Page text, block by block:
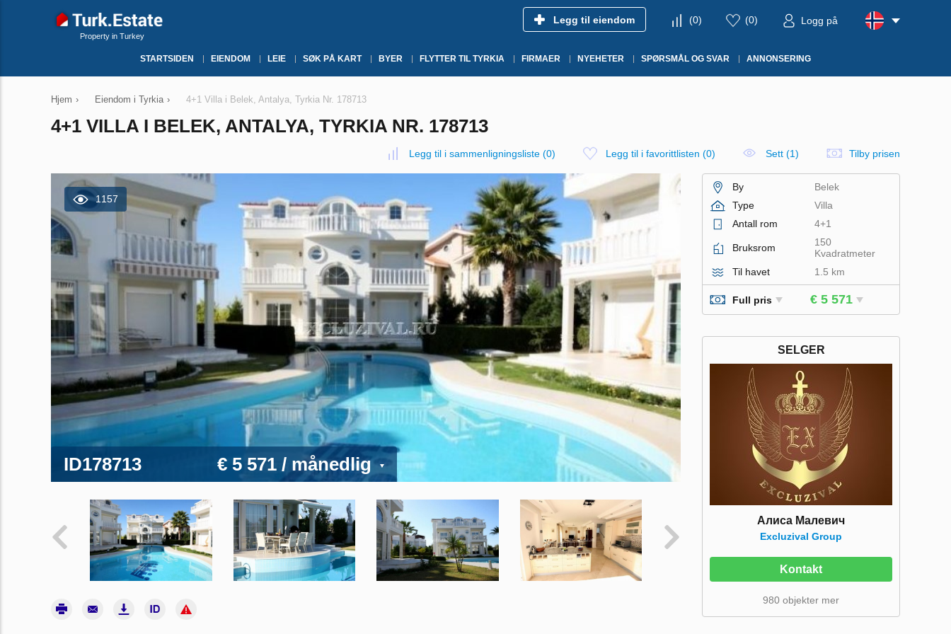
Property in Turkey
Legg til eiendom (0) (0) Logg på
STARTSIDEN EIENDOM LEIE SØK PÅ KART BYER FLYTTER TIL TYRKIA FIRMAER NYEHETER SPØRSMÅL OG SVAR ANNONSERING
Hjem › Eiendom i Tyrkia › 4+1 Villa i Belek, Antalya, Tyrkia Nr. 178713
4+1 VILLA I BELEK, ANTALYA, TYRKIA NR. 178713
Legg til i sammenligningsliste (0) Legg til i favorittlisten (0) Sett (1) Tilby prisen
1157
ID178713 € 5 571 / månedlig
By
Belek
Type
Villa
Antall rom
4+1
Bruksrom
150
Kvadratmeter
Til havet
1.5 km
Full pris € 5 571
SELGER
Алиса Малевич
Excluzival Group
Kontakt
980 objekter mer